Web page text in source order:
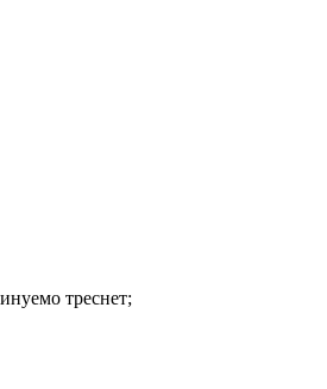
треснет;